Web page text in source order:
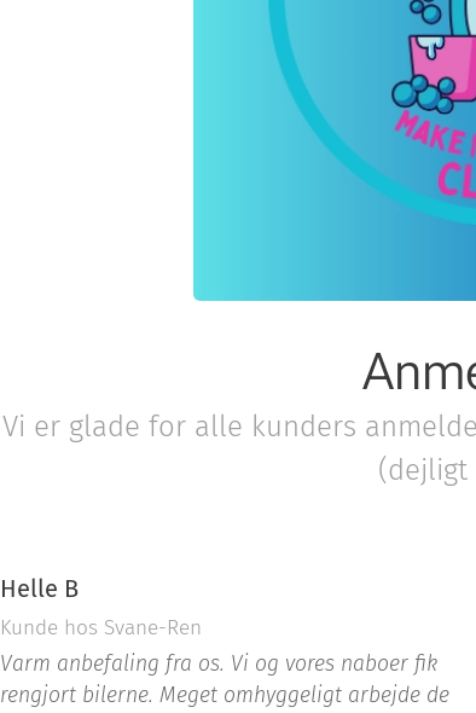
Vi er glade for alle kunders
(dejligt
Helle B
Kunde hos Svane-Ren
Varm anbefaling fra os. Vi og vores naboer fik
rengjort bilerne. Meget omhyggeligt arbejde de